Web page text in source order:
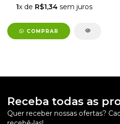
1x de R$1,34 sem juros
COMPRAR
Receba todas as
Quer receber nossas ofertas?